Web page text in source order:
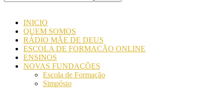
INICIO
QUEM SOMOS
RÁDIO MÃE DE DEUS
ESCOLA DE FORMAÇÃO ONLINE
ENSINOS
NOVAS FUNDAÇÕES
Escola de Formação
Simpósio